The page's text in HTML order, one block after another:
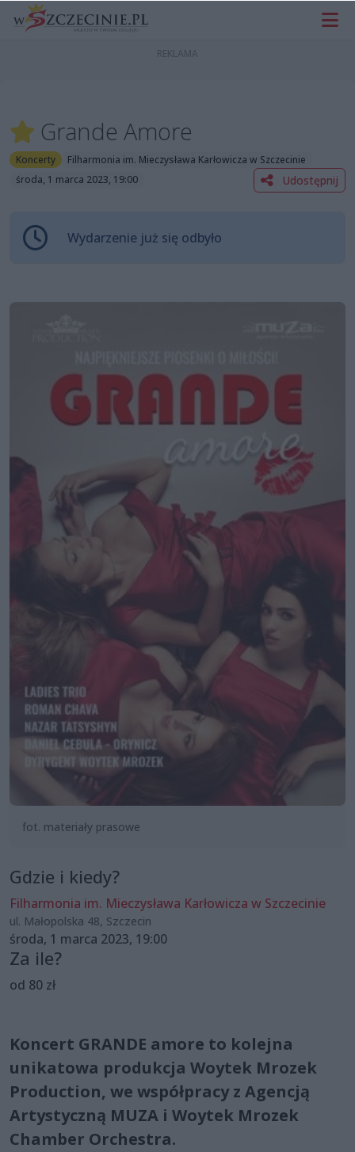
Grande Amore
Koncerty
Filharmonia im. Mieczysława Karłowicza w Szczecinie
środa, 1 marca 2023, 19:00
Udostępnij
Wydarzenie już się odbyło
fot. materiały prasowe
Gdzie i kiedy?
Filharmonia im. Mieczysława Karłowicza w Szczecinie
ul. Małopolska 48, Szczecin
środa, 1 marca 2023, 19:00
Za ile?
od 80 zł
Koncert GRANDE amore to kolejna
unikatowa produkcja Woytek Mrozek
Production, we współpracy z Agencją
Artystyczną MUZA i Woytek Mrozek
Chamber Orchestra.